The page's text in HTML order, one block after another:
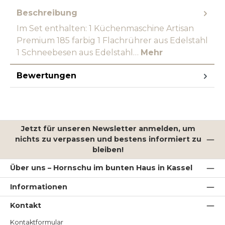
Beschreibung
Im Set enthalten: 1 Küchenmaschine Artisan
Premium 185 farbig 1 Flachrührer aus Edelstahl
1 Schneebesen aus Edelstahl… Mehr
Bewertungen
Jetzt für unseren Newsletter anmelden, um
nichts zu verpassen und bestens informiert zu
bleiben!
Über uns – Hornschu im bunten Haus in Kassel
Informationen
Kontakt
Kontaktformular